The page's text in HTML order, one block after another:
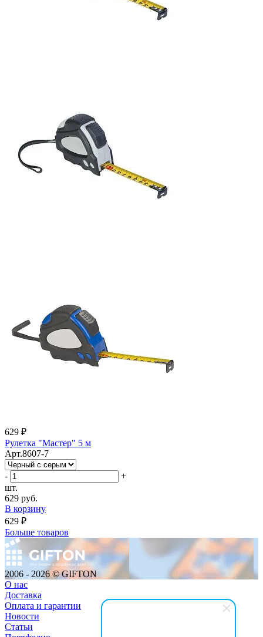
629 ₽
Рулетка "Мастер" 5 м
Арт.8607-7
-
+
шт.
629 руб.
В корзину
629 ₽
Больше товаров
2006 - 2026 © GIFTON
О нас
Доставка
Оплата и гарантии
Новости
Статьи